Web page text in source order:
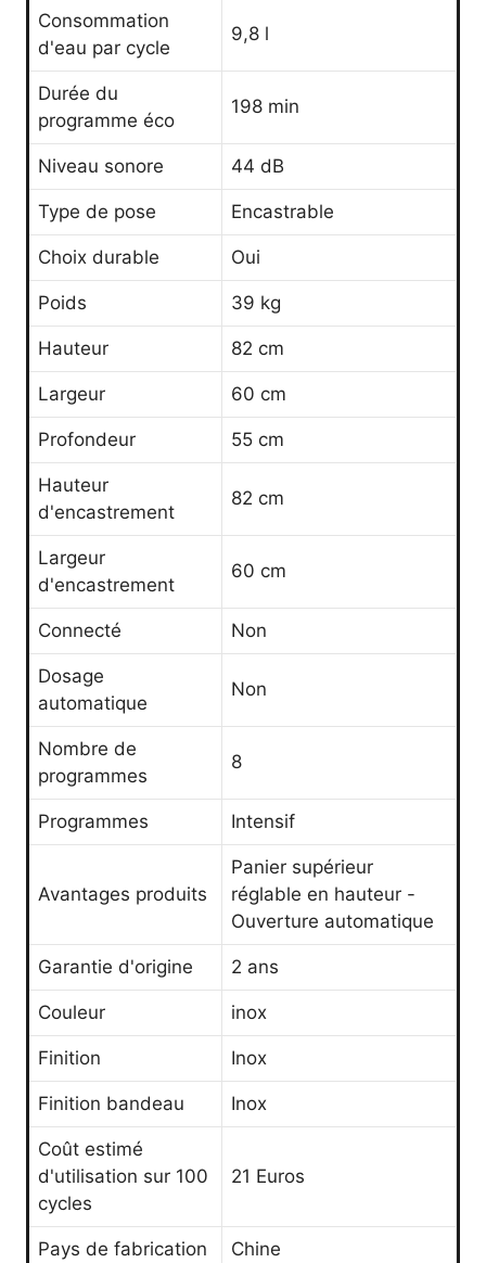
Consommation
d'eau par cycle
9,8 l
Durée du
programme éco
198 min
Niveau sonore 44 dB
Type de pose Encastrable
Choix durable Oui
Poids 39 kg
Hauteur 82 cm
Largeur 60 cm
Profondeur 55 cm
Hauteur
d'encastrement
82 cm
Largeur
d'encastrement
60 cm
Connecté Non
Dosage
automatique
Non
Nombre de
programmes
8
Programmes Intensif
Avantages produits
Panier supérieur
réglable en hauteur -
Ouverture automatique
Garantie d'origine 2 ans
Couleur inox
Finition Inox
Finition bandeau Inox
Coût estimé
d'utilisation sur 100
cycles
21 Euros
Pays de fabrication Chine